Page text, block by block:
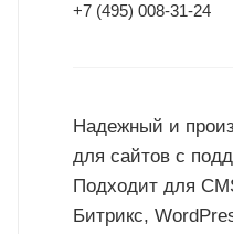
+7 (495) 008-31-24
Надежный и
для сайтов с
Подходит для
Битрикс,